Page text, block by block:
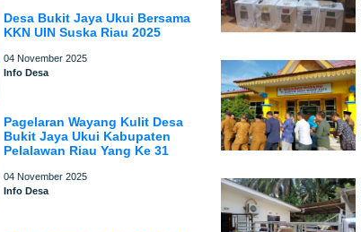
Desa Bukit Jaya Ukui Bersama
KKN UIN Suska Riau 2025
04 November 2025
Info Desa
Pagelaran Wayang Kulit Desa
Bukit Jaya Ukui Kabupaten
Pelalawan Riau Yang Ke 31
04 November 2025
Info Desa